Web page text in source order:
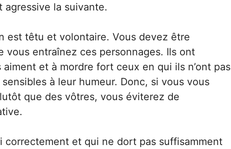
la suivante.
est têtu et volontaire. Vous devez être
vous entraînez ces personnages. Ils ont
et à mordre fort ceux en qui ils n’ont pas
à leur humeur. Donc, si vous vous
que des vôtres, vous éviterez de
correctement et qui ne dort pas suffisamment